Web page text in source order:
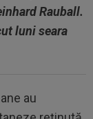
Rauball.
luni seara
au